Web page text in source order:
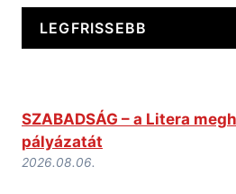
LEGFRISSEBB
SZABADSÁG – a Litera
pályázatát
2026.08.06.